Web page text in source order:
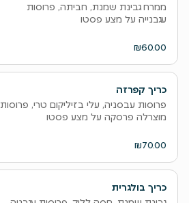
ממרח גבינת שמנת, חביתה, פרוסות
עגבנייה על מצע פסטו
₪60.00
כריך קפרזה
פרוסות עבסניה, עלי בזיליקום טרי, פרוסות
מוצרלה פרסקה על מצע פסטו
₪70.00
כריך בולגרית